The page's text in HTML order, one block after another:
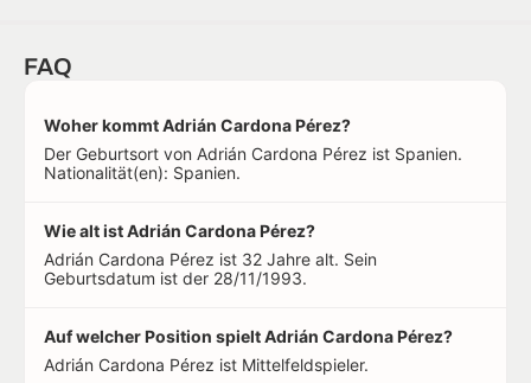
FAQ
Woher kommt Adrián Cardona Pérez?
Der Geburtsort von Adrián Cardona Pérez ist Spanien.
Nationalität(en): Spanien.
Wie alt ist Adrián Cardona Pérez?
Adrián Cardona Pérez ist 32 Jahre alt. Sein
Geburtsdatum ist der 28/11/1993.
Auf welcher Position spielt Adrián Cardona Pérez?
Adrián Cardona Pérez ist Mittelfeldspieler.